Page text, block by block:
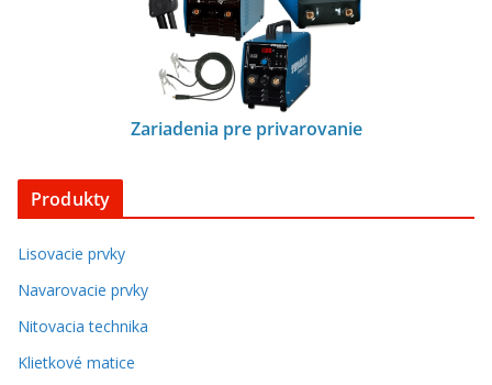
Zariadenia pre privarovanie
Produkty
Lisovacie prvky
Navarovacie prvky
Nitovacia technika
Klietkové matice